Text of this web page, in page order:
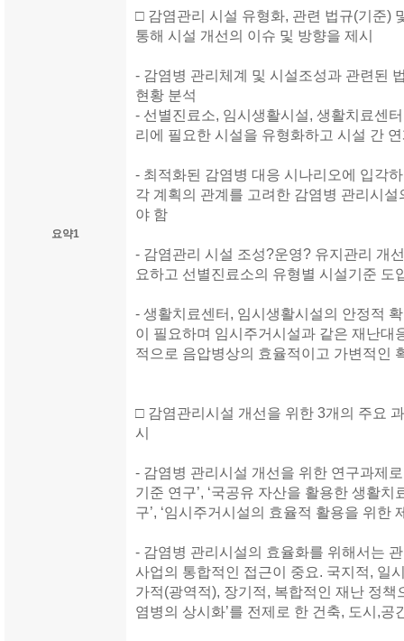
요약1
□ 감염관리 시설 유형화, 관련 법규(기준)
통해 시설 개선의 이슈 및 방향을 제시
- 감염병 관리체계 및 시설조성과 관련된
현황 분석
- 선별진료소, 임시생활시설, 생활치료센
리에 필요한 시설을 유형화하고 시설 간
- 최적화된 감염병 대응 시나리오에 입각
각 계획의 관계를 고려한 감염병 관리시
야 함
- 감염관리 시설 조성?운영? 유지관리 개
요하고 선별진료소의 유형별 시설기준 도
- 생활치료센터, 임시생활시설의 안정적
이 필요하며 임시주거시설과 같은 재난대
적으로 음압병상의 효율적이고 가변적인
□ 감염관리시설 개선을 위한 3개의 주요
시
- 감염병 관리시설 개선을 위한 연구과제
기준 연구’, ‘국공유 자산을 활용한 생활
구’, ‘임시주거시설의 효율적 활용을 위한
- 감염병 관리시설의 효율화를 위해서는
사업의 통합적인 접근이 중요. 국지적, 일
가적(광역적), 장기적, 복합적인 재난 정책
염병의 상시화’를 전제로 한 건축, 도시,공